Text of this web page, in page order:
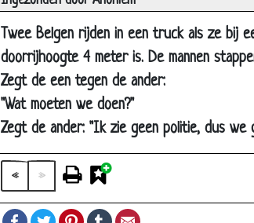
Twee Belgen rijden in een truck als ze bij
doorrijhoogte 4 meter is. De mannen
Zegt de een tegen de ander:
"Wat moeten we doen?"
Zegt de ander: "Ik zie geen politie, dus we
« »
FacebookTwitterPinterestTumblr
12 May 2000
12 May 2000
Groene slang met gele
12 May 2000
Belg met paspoort
12 May 2000
Belgische ziekenauto
12 May 2000
Belgische
12 May 2000
Duivenbericht
12 May 2000
12 May 2000
Scheveningen